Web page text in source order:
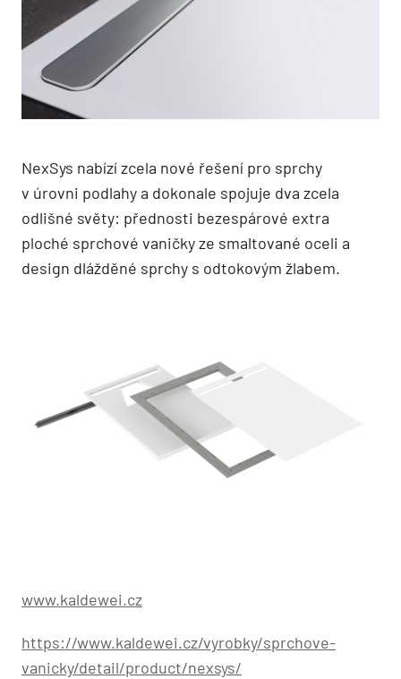
NexSys nabízí zcela nové řešení pro sprchy
v úrovni podlahy a dokonale spojuje dva zcela
odlišné světy: přednosti bezespárové extra
ploché sprchové vaničky ze smaltované oceli a
design dlážděné sprchy s odtokovým žlabem.
www.kaldewei.cz
https://www.kaldewei.cz/vyrobky/sprchove-
vanicky/detail/product/nexsys/